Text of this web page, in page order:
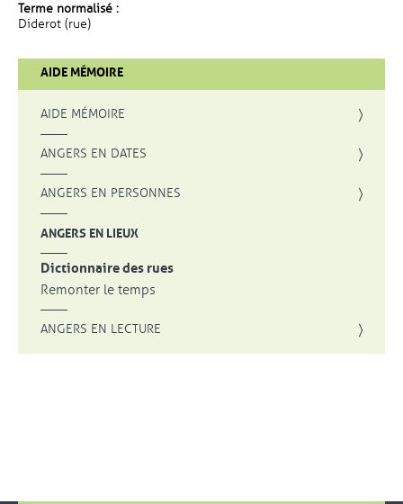
Terme normalisé :
Diderot (rue)
AIDE MÉMOIRE
AIDE MÉMOIRE
ANGERS EN DATES
ANGERS EN PERSONNES
ANGERS EN LIEUX
Dictionnaire des rues
Remonter le temps
ANGERS EN LECTURE